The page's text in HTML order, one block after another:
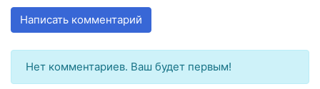
Написать комментарий
Нет комментариев. Ваш будет первым!